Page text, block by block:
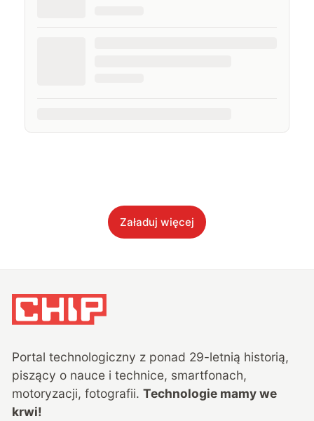
Załaduj więcej
Portal technologiczny z ponad 29-letnią historią,
piszący o nauce i technice, smartfonach,
motoryzacji, fotografii. Technologie mamy we
krwi!